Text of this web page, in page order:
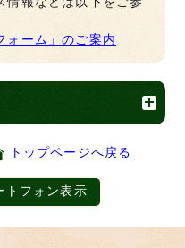
ォーム」のご案内
トップページへ戻る
トフォン表示